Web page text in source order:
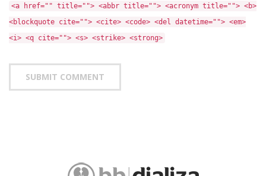
<a href="" title=""> <abbr title=""> <acronym title=""> <b>
<blockquote cite=""> <cite> <code> <del datetime=""> <em>
<i> <q cite=""> <s> <strike> <strong>